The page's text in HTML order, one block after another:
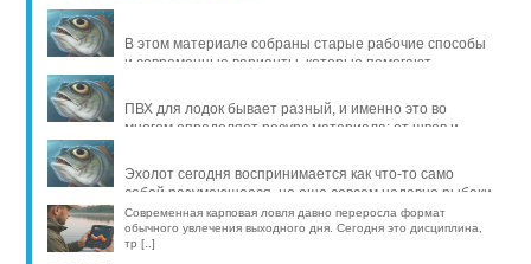
В этом материале собраны старые рабочие способы
и современные варианты, которые помогают
ПВХ для лодок бывает разный, и именно это во
многом определяет ресурс материала: от швов и
Эхолот сегодня воспринимается как что-то само
собой разумеющееся, но еще совсем недавно рыбаки
обходились б [..]
Современная карповая ловля давно переросла формат
обычного увлечения выходного дня. Сегодня это дисциплина,
тр [..]